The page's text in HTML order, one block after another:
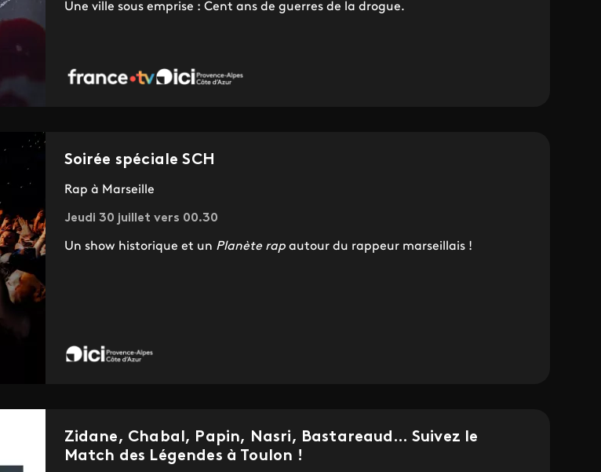
Une ville sous emprise : Cent ans de guerres de la drogue.
Soirée spéciale SCH
Rap à Marseille
Jeudi 30 juillet vers 00.30
Un show historique et un Planète rap autour du rappeur marseillais !
Zidane, Chabal, Papin, Nasri, Bastareaud… Suivez le
Match des Légendes à Toulon !